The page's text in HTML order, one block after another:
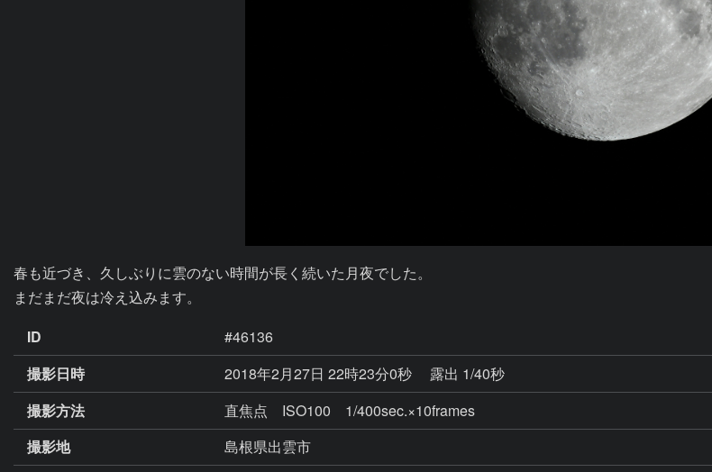
春も近づき、久しぶりに雲のない時間が長く続いた月夜でした。
まだまだ夜は冷え込みます。
ID
#46136
撮影日時
2018年2月27日 22時23分0秒
露出 1/40秒
撮影方法
直焦点 ISO100 1/400sec.×10frames
撮影地
島根県出雲市